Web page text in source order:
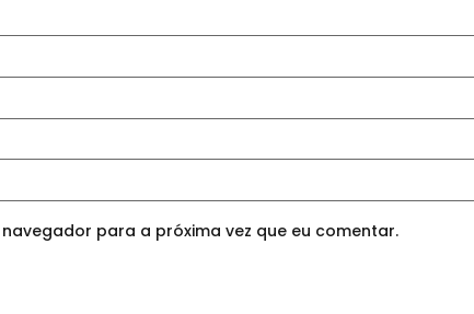
para a próxima vez que eu comentar.